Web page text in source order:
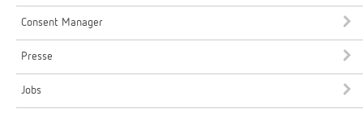
Consent Manager
Presse
Jobs